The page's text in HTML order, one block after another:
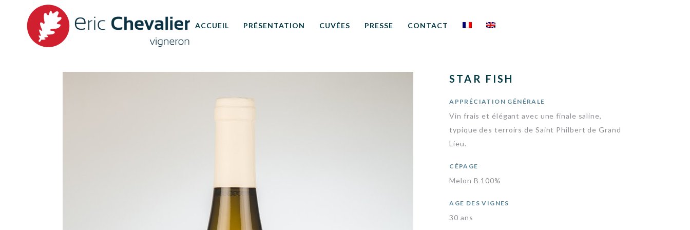
ACCUEIL PRÉSENTATION CUVÉES PRESSE CONTACT
STAR FISH
APPRÉCIATION GÉNÉRALE
Vin frais et élégant avec une finale saline,
typique des terroirs de Saint Philbert de Grand
Lieu.
CÉPAGE
Melon B 100%
AGE DES VIGNES
30 ans